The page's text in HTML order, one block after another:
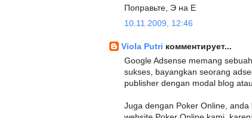
Поправьте, Э на Е
10.11.2009, 12:46
Viola Putri комментирует...
Google Adsense memang
sukses, bayangkan seorang
publisher dengan modal blog
Juga dengan Poker Online,